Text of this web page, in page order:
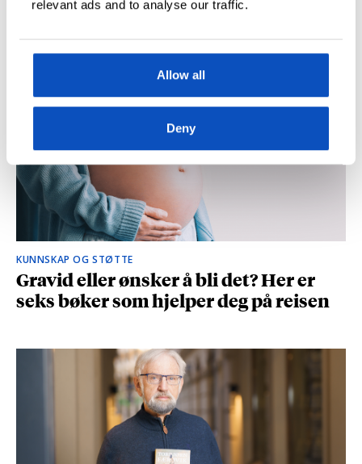
relevant ads and to analyse our traffic.
Allow all
Deny
og spionasje ble helt uinteressant i
KUNNSKAP OG STØTTE
Gravid eller ønsker å bli det? Her er
seks bøker som hjelper deg på reisen